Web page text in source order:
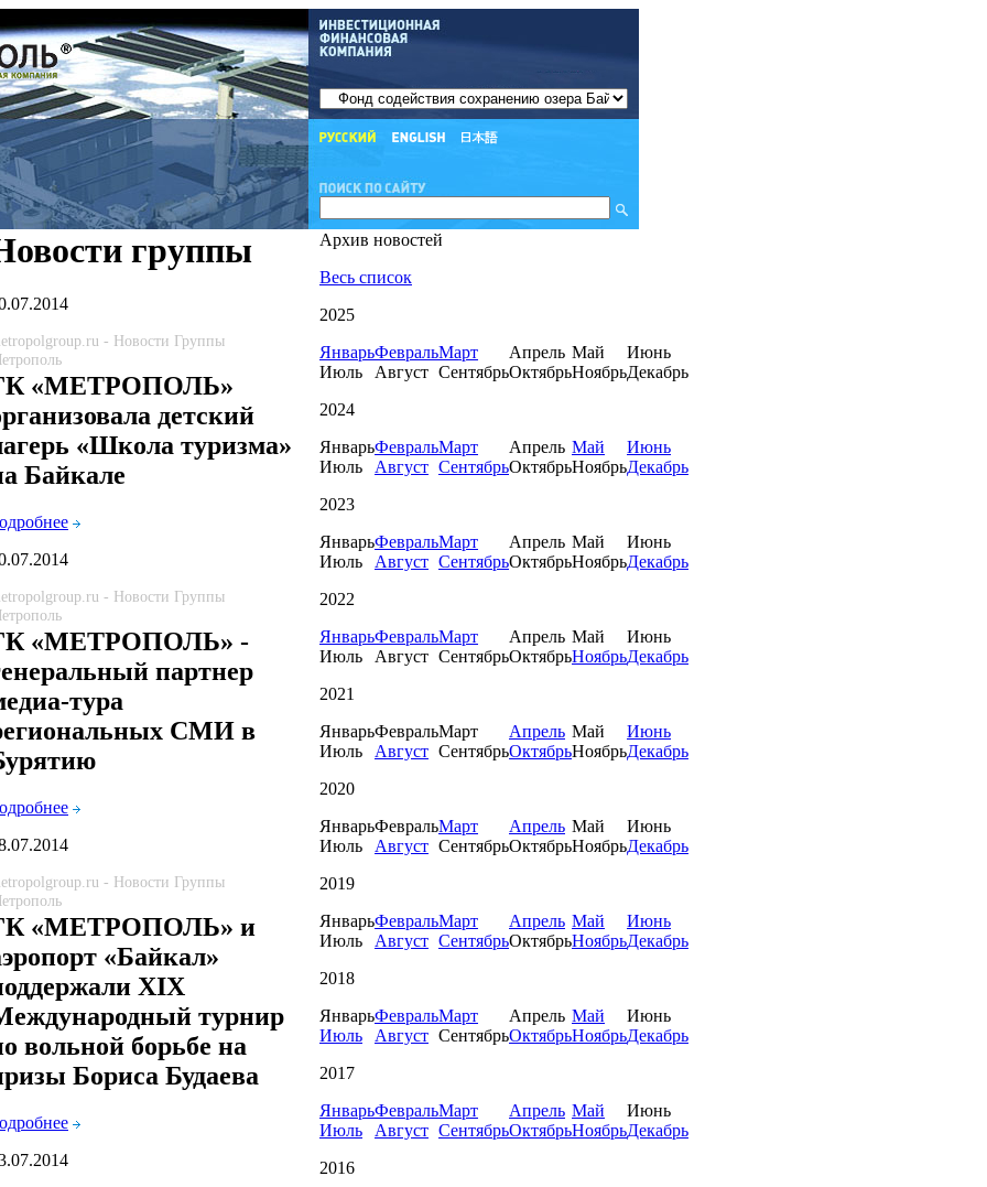
группы
- Новости Группы
«МЕТРОПОЛЬ»
детский
«Школа туризма»
Байкале
- Новости Группы
«МЕТРОПОЛЬ» -
партнер
тура
СМИ в
- Новости Группы
«МЕТРОПОЛЬ» и
«Байкал»
XIX
турнир
вольной борьбе на
Бориса Будаева
Архив новостей
Весь список
2025
ЯнварьФевральМарт Апрель Май
Июнь
Июль
Август СентябрьОктябрьНоябрьДекабрь
2024
ЯнварьФевральМарт Апрель Май
Июнь
Июль
Август СентябрьОктябрьНоябрьДекабрь
2023
ЯнварьФевральМарт Апрель Май
Июнь
Июль
Август СентябрьОктябрьНоябрьДекабрь
2022
ЯнварьФевральМарт Апрель Май
Июнь
Июль
Август СентябрьОктябрьНоябрьДекабрь
2021
ЯнварьФевральМарт Апрель Май
Июнь
Июль
Август СентябрьОктябрьНоябрьДекабрь
2020
ЯнварьФевральМарт Апрель Май
Июнь
Июль
Август СентябрьОктябрьНоябрьДекабрь
2019
ЯнварьФевральМарт Апрель Май
Июнь
Июль
Август СентябрьОктябрьНоябрьДекабрь
2018
ЯнварьФевральМарт Апрель Май
Июнь
Июль
Август СентябрьОктябрьНоябрьДекабрь
2017
ЯнварьФевральМарт Апрель Май
Июнь
Июль
Август СентябрьОктябрьНоябрьДекабрь
2016